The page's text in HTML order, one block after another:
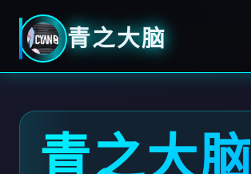
青之大脑
青之大脑